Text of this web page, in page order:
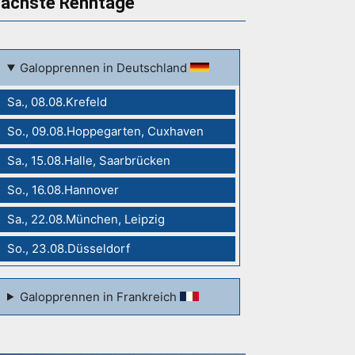
Galopprennen in Deutschland
Sa., 08.08.Krefeld
So., 09.08.Hoppegarten, Cuxhaven
Sa., 15.08.Halle, Saarbrücken
So., 16.08.Hannover
Sa., 22.08.München, Leipzig
So., 23.08.Düsseldorf
Galopprennen in Frankreich